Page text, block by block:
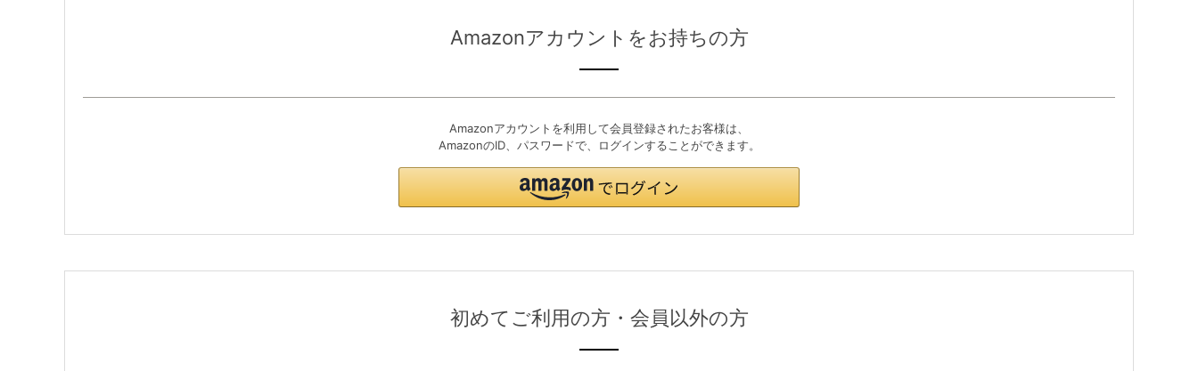
Amazonアカウントをお持ちの方
Amazonアカウントを利用して会員登録されたお客様は、
AmazonのID、パスワードで、ログインすることができます。
初めてご利用の方・会員以外の方